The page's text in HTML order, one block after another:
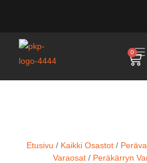
0
Etusivu / Kaikki Osastot /
Varaosat / Peräkärryn